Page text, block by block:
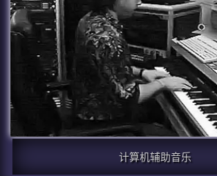
计算机辅助音乐